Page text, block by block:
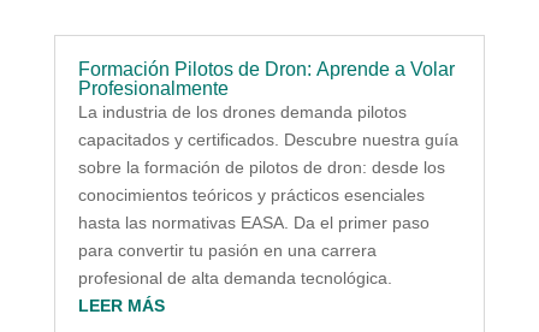
Formación Pilotos de Dron: Aprende a Volar
Profesionalmente
La industria de los drones demanda pilotos
capacitados y certificados. Descubre nuestra guía
sobre la formación de pilotos de dron: desde los
conocimientos teóricos y prácticos esenciales
hasta las normativas EASA. Da el primer paso
para convertir tu pasión en una carrera
profesional de alta demanda tecnológica.
LEER MÁS